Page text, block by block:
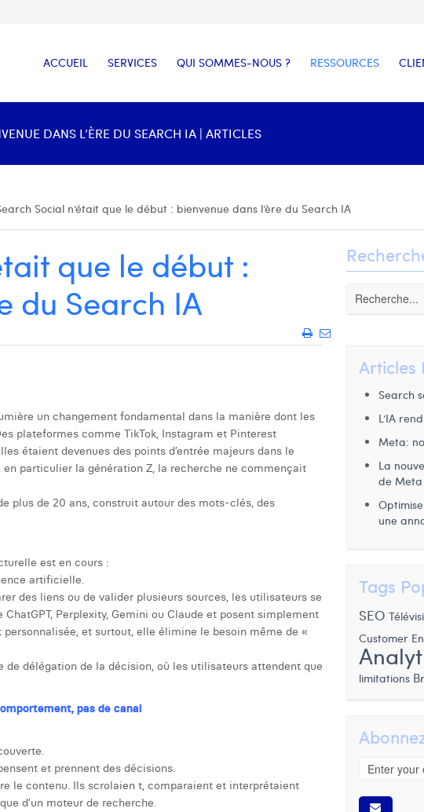
ACCUEIL SERVICES QUI SOMMES-NOUS ? RESSOURCES
DANS L’ÈRE DU SEARCH IA | ARTICLES
Social n’était que le début : bienvenue dans l’ère du Search IA
que le début :
du Search IA
un changement fondamental dans la manière dont les
plateformes comme TikTok, Instagram et Pinterest
étaient devenues des points d’entrée majeurs dans le
particulier la génération Z, la recherche ne commençait
plus de 20 ans, construit autour des mots-clés, des
est en cours :
artificielle.
des liens ou de valider plusieurs sources, les utilisateurs se
Perplexity, Gemini ou Claude et posent simplement
et surtout, elle élimine le besoin même de «
de délégation de la décision, où les utilisateurs attendent que
pas de canal
et prennent des décisions.
le contenu. Ils scrolaien t, comparaient et interprétaient
d’un moteur de recherche.
Articles
Search
L’IA
Meta:
La
de Meta
une
Tags
SEO
Customer
limitations